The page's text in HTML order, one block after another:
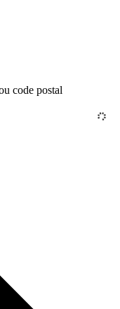
code postal